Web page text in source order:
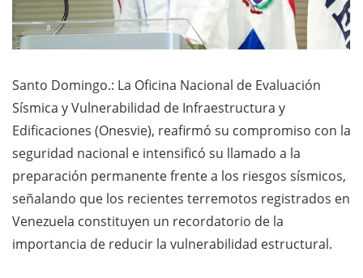
Santo Domingo.: La Oficina Nacional de Evaluación
Sísmica y Vulnerabilidad de Infraestructura y
Edificaciones (Onesvie), reafirmó su compromiso con la
seguridad nacional e intensificó su llamado a la
preparación permanente frente a los riesgos sísmicos,
señalando que los recientes terremotos registrados en
Venezuela constituyen un recordatorio de la
importancia de reducir la vulnerabilidad estructural.